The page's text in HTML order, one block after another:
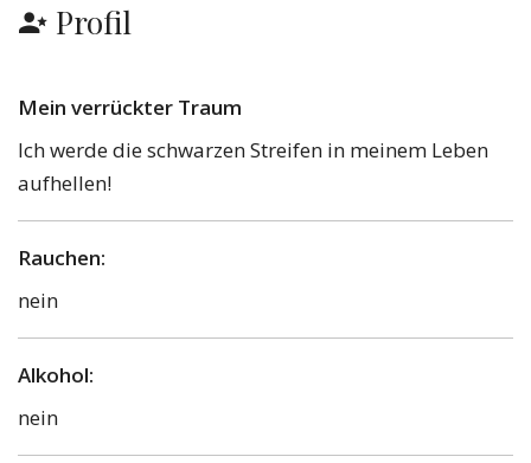
Profil
Mein verrückter Traum
Ich werde die schwarzen Streifen in meinem Leben
aufhellen!
Rauchen:
nein
Alkohol:
nein